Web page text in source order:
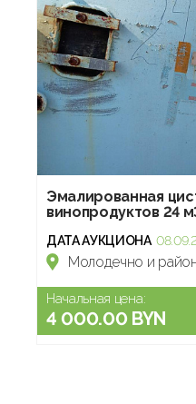
Эмалированная
винопродуктов 24
ДАТА АУКЦИОНА
Молодечно и
Начальная цена:
4 000.00 BYN